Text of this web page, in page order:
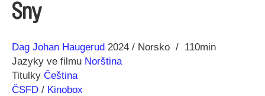
Sny
Režie
Dag Johan Haugerud
Rok 2024 Norsko
110min
Jazyky ve filmu Norština
Titulky Čeština
ČSFD / Kinobox